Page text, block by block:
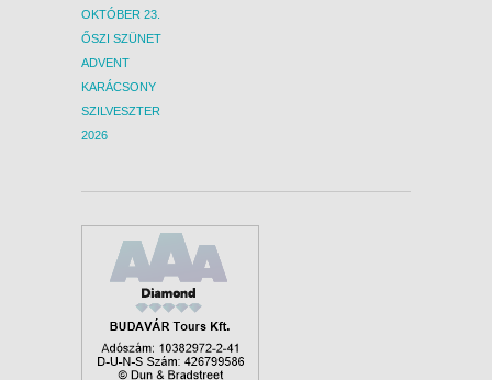
OKTÓBER 23.
ŐSZI SZÜNET
ADVENT
KARÁCSONY
SZILVESZTER
2026